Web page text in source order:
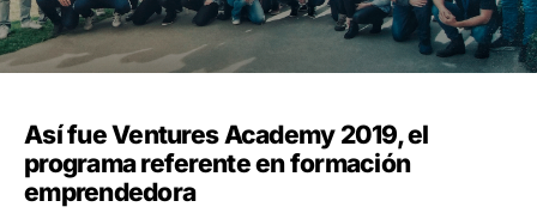
Así fue Ventures Academy 2019, el
programa referente en formación
emprendedora